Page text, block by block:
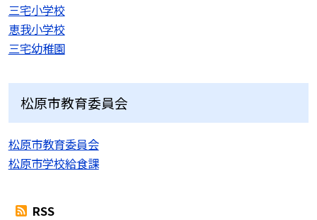
三宅小学校
恵我小学校
三宅幼稚園
松原市教育委員会
松原市教育委員会
松原市学校給食課
RSS